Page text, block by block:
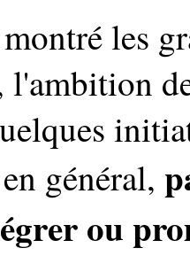
les
l'ambition
général,
ou